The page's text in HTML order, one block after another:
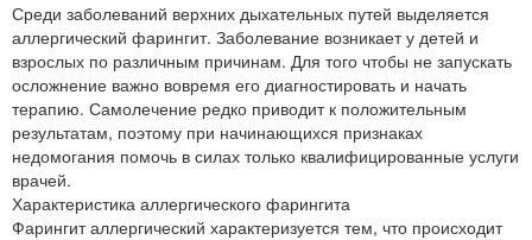
Среди заболеваний верхних дыхательных путей выделяется
аллергический фарингит. Заболевание возникает у детей и
взрослых по различным причинам. Для того чтобы не запускать
осложнение важно вовремя его диагностировать и начать
терапию. Самолечение редко приводит к положительным
результатам, поэтому при начинающихся признаках
недомогания помочь в силах только квалифицированные услуги
врачей.
Характеристика аллергического фарингита
Фарингит аллергический характеризуется тем, что происходит